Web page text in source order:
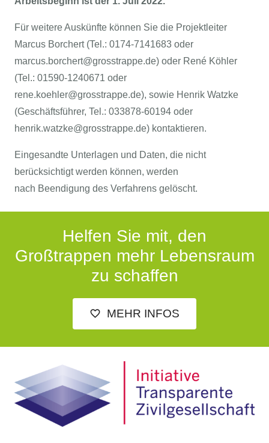
Für weitere Auskünfte können Sie die Projektleiter
Marcus Borchert (Tel.: 0174-7141683 oder
marcus.borchert@grosstrappe.de) oder René Köhler
(Tel.: 01590-1240671 oder
rene.koehler@grosstrappe.de), sowie Henrik Watzke
(Geschäftsführer, Tel.: 033878-60194 oder
henrik.watzke@grosstrappe.de) kontaktieren.
Eingesandte Unterlagen und Daten, die nicht
berücksichtigt werden können, werden
nach Beendigung des Verfahrens gelöscht.
Helfen Sie mit, den
Großtrappen mehr Lebensraum
zu schaffen
favorite_outline MEHR INFOS